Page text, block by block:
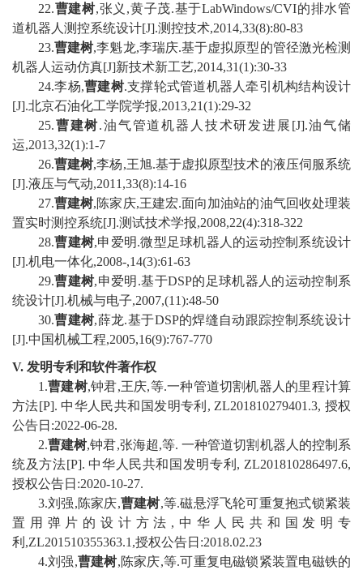
22.曹建树,张义 ,黄子茂.基于LabWindows/CVI的排水管
道机器人测控系统设计[J].测控技术,2014,33(8):80-83
23.曹建树,李魁龙,李瑞庆.基于虚拟原型的管径激光检测
机器人运动仿真[J]新技术新工艺,2014,31(1):30-33
24.李杨,曹建树.支撑轮式管道机器人牵引机构结构设计
[J].北京石油化工学院学报,2013,21(1):29-32
25.曹建树.油气管道机器人技术研发进展 [J].油气储
运,2013,32(1):1-7
26.曹建树,李杨,王旭.基于虚拟原型技术的液压伺服系统
[J].液压与气动,2011,33(8):14-16
27.曹建树,陈家庆,王建宏.面向加油站的油气回收处理装
置实时测控系统[J].测试技术学报,2008,22(4):318-322
28.曹建树,申爱明.微型足球机器人的运动控制系统设计
[J].机电一体化,2008-,14(3):61-63
29.曹建树,申爱明 .基于DSP的足球机器人的运动控制系
统设计[J].机械与电子,2007,(11):48-50
30.曹建树,薛龙.基于DSP的焊缝自动跟踪控制系统设计
[J].中国机械工程,2005,16(9):767-770
V. 发明专利和软件著作权
1 .曹建树,钟君,王庆,等.一种管道切割机器人的里程计算
方法[P]. 中华人民共和国发明专利 , ZL201810279401.3, 授权
公告日 :2022-06-28.
2.曹建树,钟君,张海超,等. 一种管道切割机器人的控制系
统及方法[P]. 中华人民共和国发明专利 , ZL201810286497.6,
授权公告日 :2020-10-27.
3.刘强,陈家庆,曹建树,等.磁悬浮飞轮可重复抱式锁紧装
置用弹片的设计方法 , 中华人民共和国发明专
利 ,ZL201510355363.1,授权公告日 :2018.02.23
4.刘强,曹建树,陈家庆,等.可重复电磁锁紧装置电磁铁的